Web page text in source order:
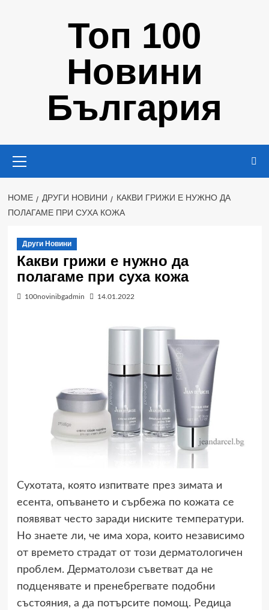
Топ 100
Новини
България
Menu
HOME ДРУГИ НОВИНИ
КАКВИ ГРИЖИ Е НУЖНО ДА
ПОЛАГАМЕ ПРИ СУХА КОЖА
Други Новини
Какви грижи е нужно да
полагаме при суха кожа
100novinibgadmin 14.01.2022
Сухотата, която изпитвате през зимата и
есента, опъването и сърбежа по кожата се
появяват често заради ниските температури.
Но знаете ли, че има хора, които независимо
от времето страдат от този дерматологичен
проблем. Дерматолози съветват да не
подценявате и пренебрегвате подобни
състояния, а да потърсите помощ. Редица